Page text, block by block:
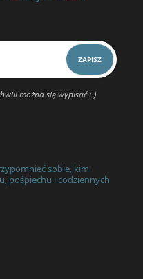
można się wypisać :-)
sobie, kim
pośpiechu i codziennych